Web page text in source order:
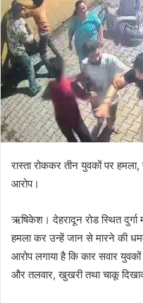
रास्ता रोककर तीन युवकों पर
आरोप।
ऋषिकेश। देहरादून रोड स्थित
हमला कर उन्हें जान से मारने की
आरोप लगाया है कि कार सवार
और तलवार, खुखरी तथा चाकू